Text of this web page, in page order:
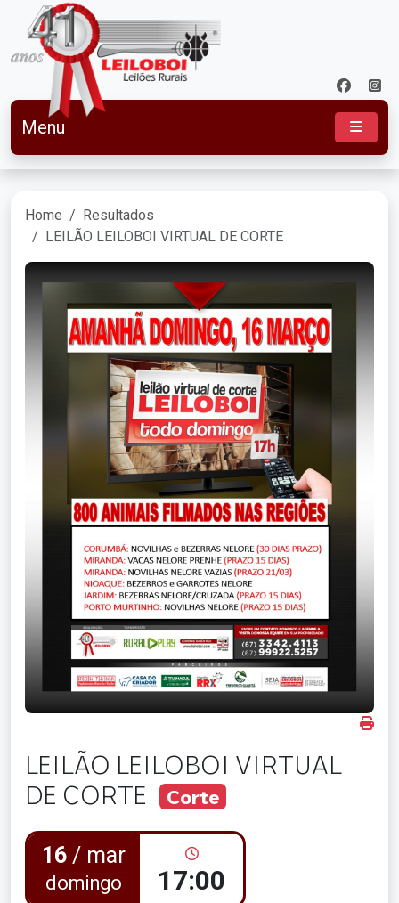
Menu
Home
Resultados
LEILÃO LEILOBOI VIRTUAL DE CORTE
LEILÃO LEILOBOI VIRTUAL
DE CORTE
Corte
16 / mar
domingo 17:00